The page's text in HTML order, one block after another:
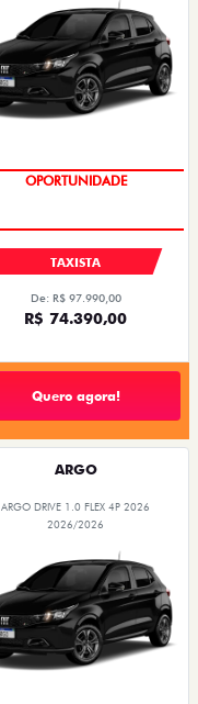
OPORTUNIDADE
TAXISTA
De: R$ 97.990,00
R$ 74.390,00
Quero agora!
ARGO
ARGO DRIVE 1.0 FLEX 4P 2026
2026/2026